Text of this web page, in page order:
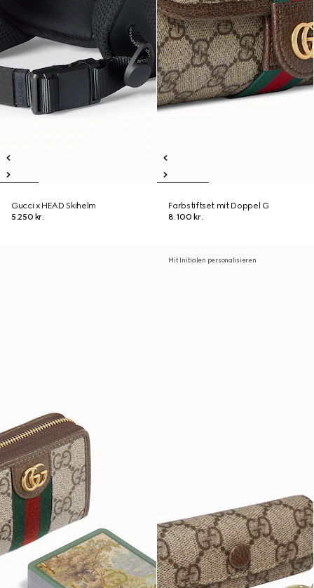
Gucci x HEAD Skihelm
5.250 kr.
Farbstiftset mit Doppel G
8.100 kr.
Mit Initialen personalisieren